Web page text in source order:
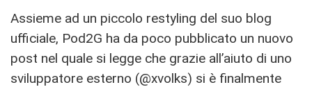
Assieme ad un piccolo restyling del suo blog
ufficiale, Pod2G ha da poco pubblicato un nuovo
post nel quale si legge che grazie all’aiuto di uno
sviluppatore esterno (@xvolks) si è finalmente